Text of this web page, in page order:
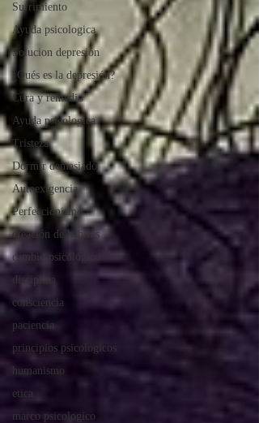
Sufrimiento
Ayuda psicologica
Solucion depresión
¿Qués es la depresión?
Cura y remedio
Ayuda psicologica
Tristeza
Dormir demasiado
Autoexigencia
Perfeccionismo
creación de hábitos
cambio psicológico
disciplina
consciencia
paciencia
principios psicologicos
humanismo
etica
marco psicologico